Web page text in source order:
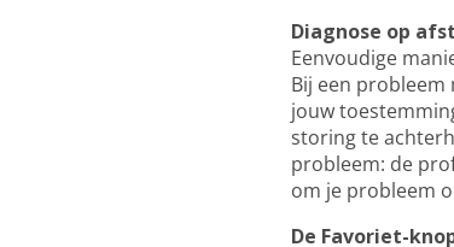
Diagnose op
Eenvoudige
Bij een probleem
jouw
storing te
probleem: de
om je probleem
De Favoriet-